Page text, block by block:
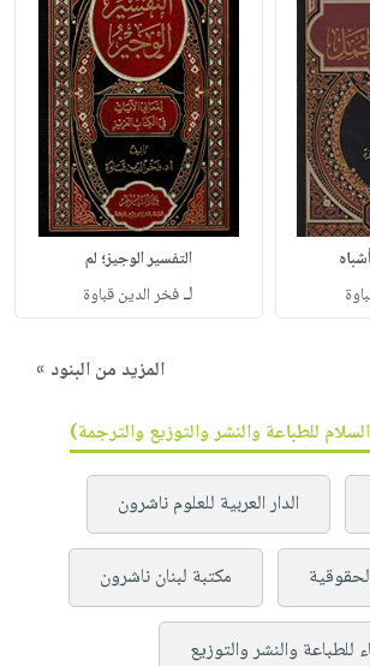
التفسير الوجيز؛ لم
لـفخر الدين قباوة
المزيد من البنود »
للطباعة والنشر والتوزيع والترجمة)
الدار العربية للعلوم ناشرون
مكتبة لبنان ناشرون
للطباعة والنشر والتوزيع